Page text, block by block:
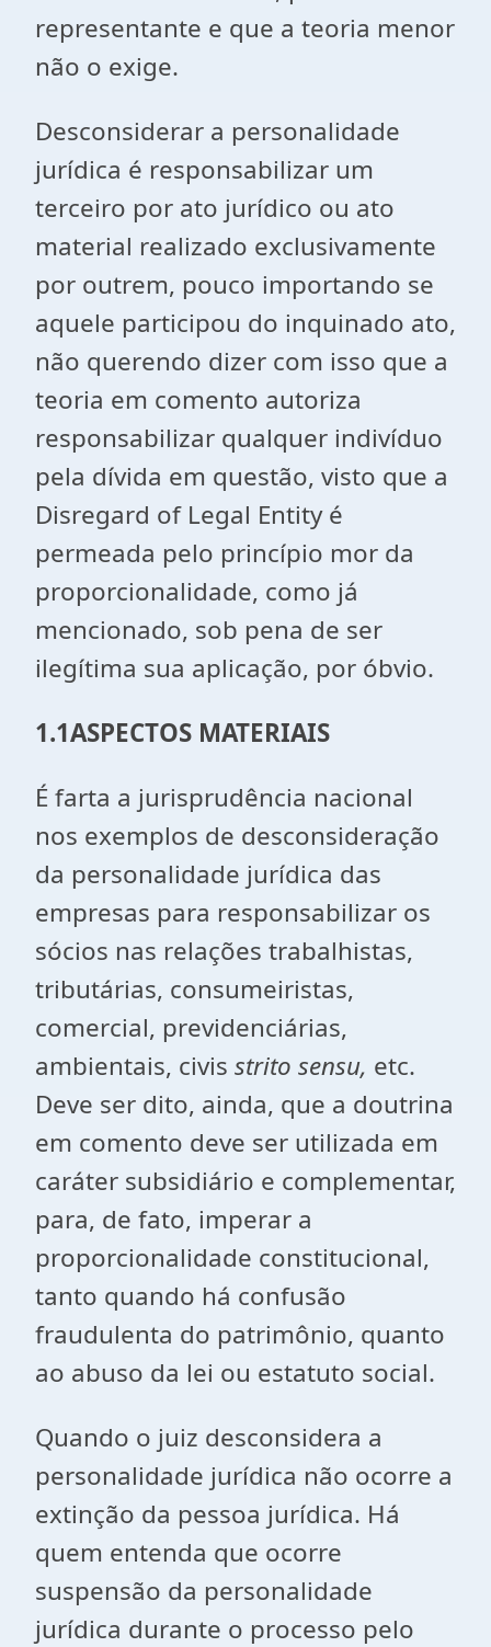
representante e que a teoria menor
não o exige.
Desconsiderar a personalidade
jurídica é responsabilizar um
terceiro por ato jurídico ou ato
material realizado exclusivamente
por outrem, pouco importando se
aquele participou do inquinado ato,
não querendo dizer com isso que a
teoria em comento autoriza
responsabilizar qualquer indivíduo
pela dívida em questão, visto que a
Disregard of Legal Entity é
permeada pelo princípio mor da
proporcionalidade, como já
mencionado, sob pena de ser
ilegítima sua aplicação, por óbvio.
1.1ASPECTOS MATERIAIS
É farta a jurisprudência nacional
nos exemplos de desconsideração
da personalidade jurídica das
empresas para responsabilizar os
sócios nas relações trabalhistas,
tributárias, consumeiristas,
comercial, previdenciárias,
ambientais, civis strito sensu, etc.
Deve ser dito, ainda, que a doutrina
em comento deve ser utilizada em
caráter subsidiário e complementar,
para, de fato, imperar a
proporcionalidade constitucional,
tanto quando há confusão
fraudulenta do patrimônio, quanto
ao abuso da lei ou estatuto social.
Quando o juiz desconsidera a
personalidade jurídica não ocorre a
extinção da pessoa jurídica. Há
quem entenda que ocorre
suspensão da personalidade
jurídica durante o processo pelo